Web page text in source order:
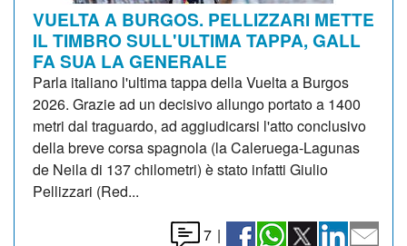
VUELTA A BURGOS. PELLIZZARI METTE
IL TIMBRO SULL'ULTIMA TAPPA, GALL
FA SUA LA GENERALE
Parla italiano l'ultima tappa della Vuelta a Burgos
2026. Grazie ad un decisivo allungo portato a 1400
metri dal traguardo, ad aggiudicarsi l'atto conclusivo
della breve corsa spagnola (la Caleruega-Lagunas
de Neila di 137 chilometri) è stato infatti Giulio
Pellizzari (Red...
7 |